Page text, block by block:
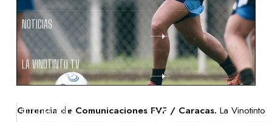
NOTICIAS
LA VINOTINTO TV
NOTIFICACIONES
Gerencia de Comunicaciones FVF / Caracas. La Vinotinto